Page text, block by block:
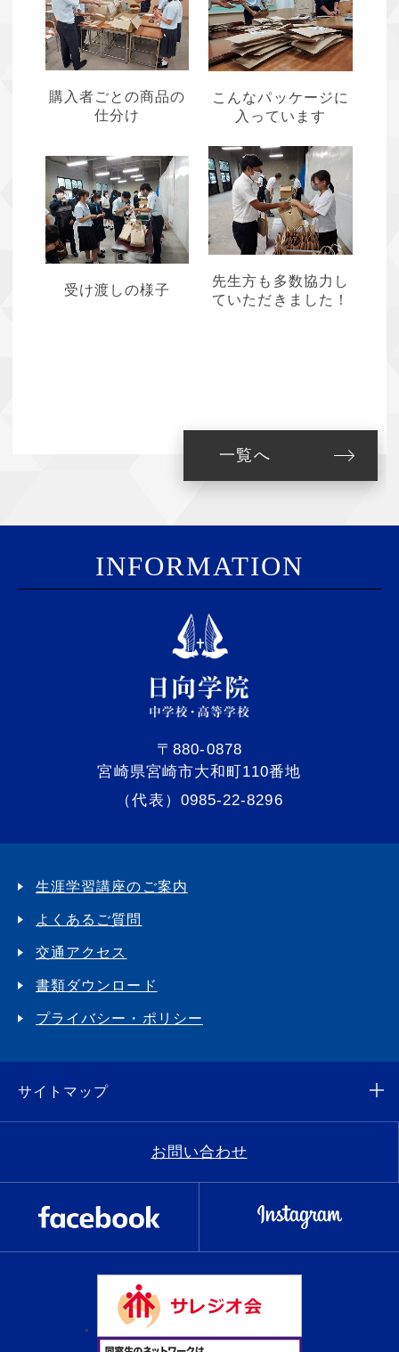
購入者ごとの商品の
仕分け
こんなパッケージに
入っています
受け渡しの様子
先生方も多数協力し
ていただきました！
一覧へ
INFORMATION
〒880-0878
宮崎県宮崎市大和町110番地
（代表）0985-22-8296
生涯学習講座のご案内
よくあるご質問
交通アクセス
書類ダウンロード
プライバシー・ポリシー
サイトマップ
お問い合わせ